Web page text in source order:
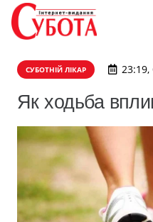
СУБОТНІЙ ЛІКАР 23:19,
Як ходьба